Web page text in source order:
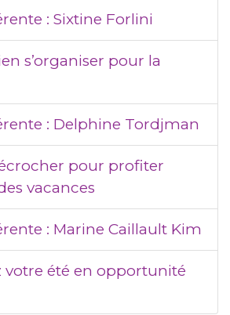
: Sixtine Forlini
s’organiser pour la
: Delphine Tordjman
pour profiter
vacances
: Marine Caillault Kim
votre été en opportunité